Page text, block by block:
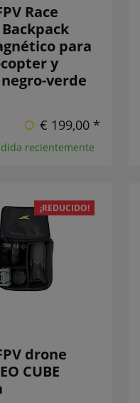
Race
para
y
verde
€ 199,00 *
recientemente
¡REDUCIDO!
drone
CUBE